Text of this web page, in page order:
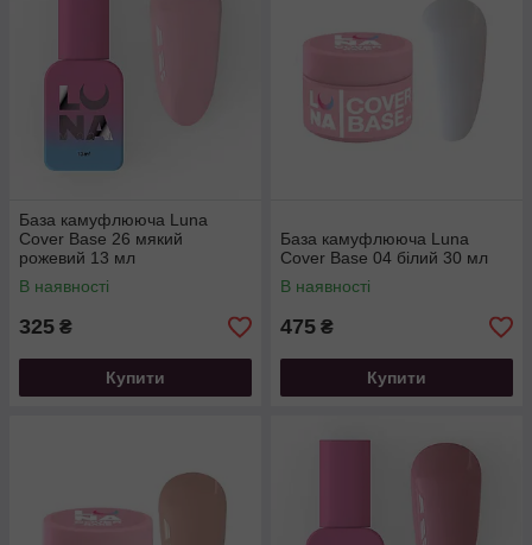
База камуфлююча Luna
Cover Base 26 мякий
рожевий 13 мл
В наявності
325 ₴
Купити
База камуфлююча Luna
Cover Base 04 білий 30 мл
В наявності
475 ₴
Купити